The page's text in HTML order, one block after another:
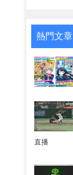
熱門文章
直播